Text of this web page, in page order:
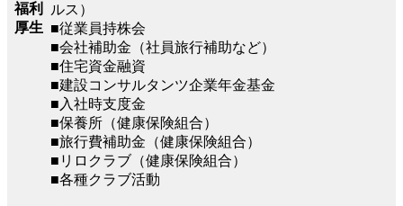
福利
厚生
ルス）
■従業員持株会
■会社補助金（社員旅行補助など）
■住宅資金融資
■建設コンサルタンツ企業年金基金
■入社時支度金
■保養所（健康保険組合）
■旅行費補助金（健康保険組合）
■リロクラブ（健康保険組合）
■各種クラブ活動